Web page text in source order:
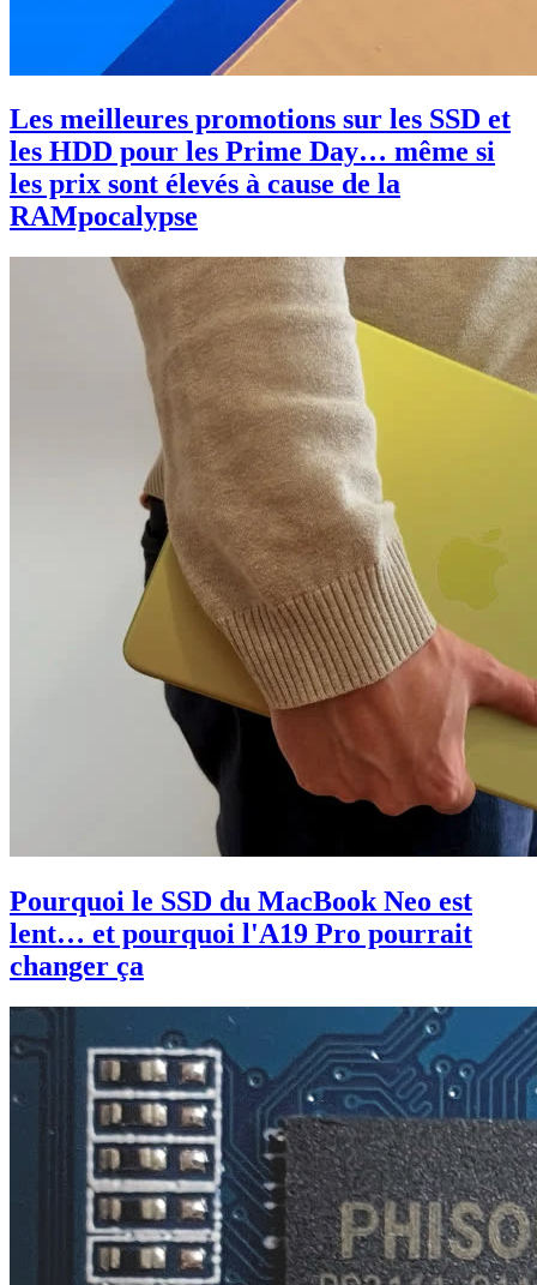
Les meilleures promotions sur les SSD et
les HDD pour les Prime Day… même si
les prix sont élevés à cause de la
RAMpocalypse
Pourquoi le SSD du MacBook Neo est
lent… et pourquoi l'A19 Pro pourrait
changer ça